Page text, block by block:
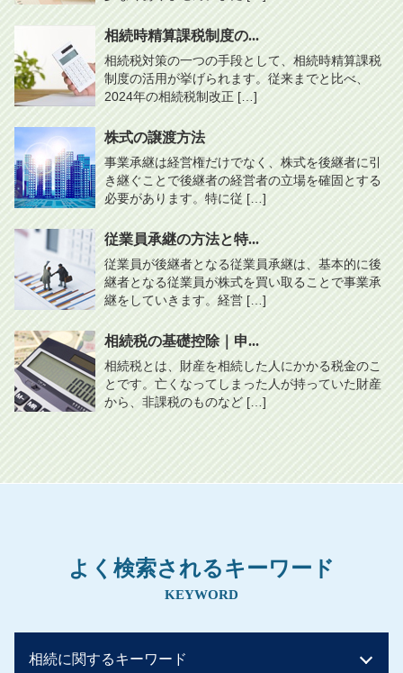
相続時精算課税制度の...
相続税対策の一つの手段として、相続時精算課税
制度の活用が挙げられます。従来までと比べ、
2024年の相続税制改正 […]
株式の譲渡方法
事業承継は経営権だけでなく、株式を後継者に引
き継ぐことで後継者の経営者の立場を確固とする
必要があります。特に従 […]
従業員承継の方法と特...
従業員が後継者となる従業員承継は、基本的に後
継者となる従業員が株式を買い取ることで事業承
継をしていきます。経営 […]
相続税の基礎控除｜申...
相続税とは、財産を相続した人にかかる税金のこ
とです。亡くなってしまった人が持っていた財産
から、非課税のものなど […]
よく検索されるキーワード
KEYWORD
相続に関するキーワード